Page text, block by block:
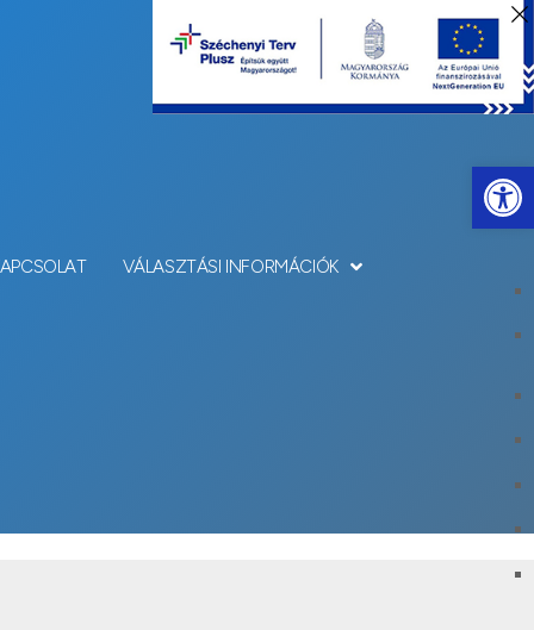
VÁLASZTÁSI INFORMÁCIÓK